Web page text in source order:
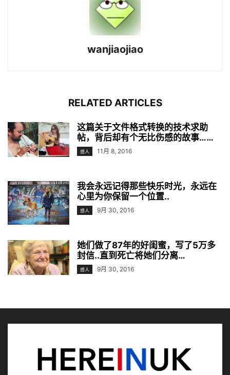
wanjiaojiao
RELATED ARTICLES
这篇关于文件格式转换的技术求助
帖，背后却有个无比伤感的故事……
感人 11月 8, 2016
我会永远记得那些快乐时光，永远在
心里为你保留一个位置..
感人 9月 30, 2016
她们做了87年的好闺蜜，写了5万多
封信..直到死亡将她们分离…
感人 9月 30, 2016